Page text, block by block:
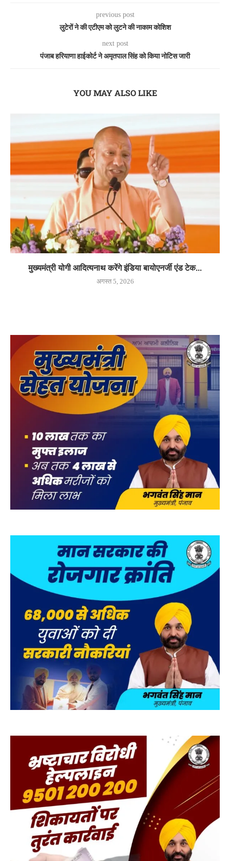
previous post
लुटेरों ने की एटीएम को लुटने की नाकाम कोशिश
next post
पंजाब हरियाणा हाईकोर्ट ने अमृतपाल सिंह को किया नोटिस जारी
YOU MAY ALSO LIKE
मुख्यमंत्री योगी आदित्यनाथ करेंगे इंडिया बायोएनर्जी एंड टेक...
अगस्त 5, 2026